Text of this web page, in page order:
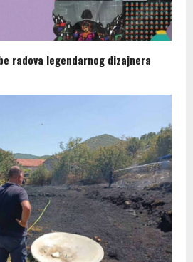
radova legendarnog dizajnera